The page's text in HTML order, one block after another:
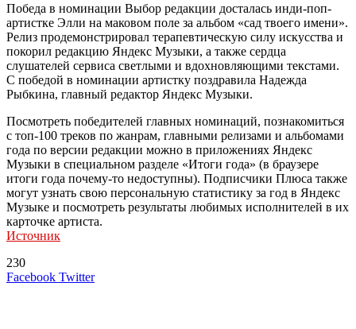
Победа в номинации Выбор редакции досталась инди-поп-
артистке Элли на маковом поле за альбом «сад твоего имени».
Релиз продемонстрировал терапевтическую силу искусства и
покорил редакцию Яндекс Музыки, а также сердца
слушателей сервиса светлыми и вдохновляющими текстами.
С победой в номинации артистку поздравила Надежда
Рыбкина, главный редактор Яндекс Музыки.
Посмотреть победителей главных номинаций, познакомиться
с топ-100 треков по жанрам, главными релизами и альбомами
года по версии редакции можно в приложениях Яндекс
Музыки в специальном разделе «Итоги года» (в браузере
итоги года почему-то недоступны). Подписчики Плюса также
могут узнать свою персональную статистику за год в Яндекс
Музыке и посмотреть результаты любимых исполнителей в их
карточке артиста.
Источник
230
Facebook TwitterLinkedIn
Tumblr
Reddit
Вконтакте
Одноклассники
Skype
Messenger
Messenger
WhatsApp
Telegram
Viber
Line
Поделиться
Печатать